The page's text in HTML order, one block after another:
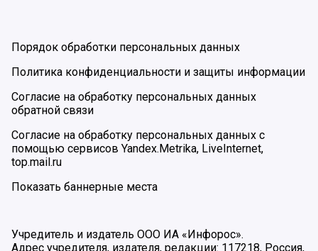
Порядок обработки персональных данных
Политика конфиденциальности и защиты информации
Согласие на обработку персональных данных
обратной связи
Согласие на обработку персональных данных с
помощью сервисов Yandex.Metrika, LiveInternet,
top.mail.ru
Показать баннерные места
Учредитель и издатель ООО ИА «Инфорос».
Адрес учредителя, издателя, редакции: 117218, Россия,